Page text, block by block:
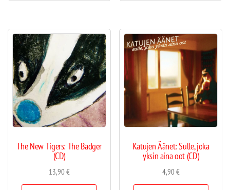
The New Tigers: The Badger
(CD)
13,90€
Katujen Äänet: Sulle, joka
yksin aina oot (CD)
4,90€